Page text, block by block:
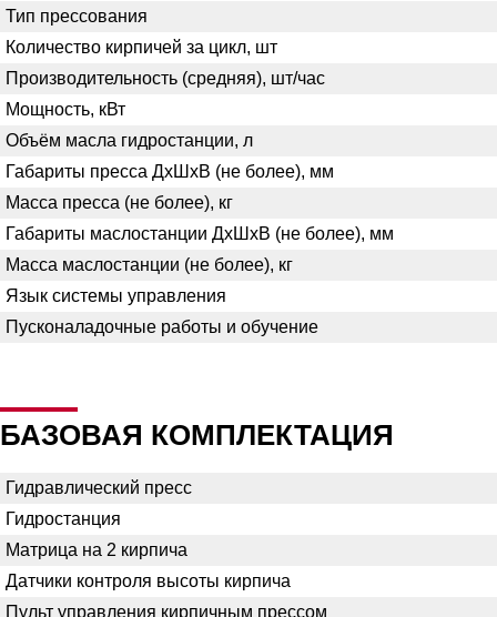
Тип прессования
Количество кирпичей за цикл, шт
Производительность (средняя), шт/час
Мощность, кВт
Объём масла гидростанции, л
Габариты пресса ДхШхВ (не более), мм
Масса пресса (не более), кг
Габариты маслостанции ДхШхВ (не более), мм
Масса маслостанции (не более), кг
Язык системы управления
Пусконаладочные работы и обучение
БАЗОВАЯ КОМПЛЕКТАЦИЯ
Гидравлический пресс
Гидростанция
Матрица на 2 кирпича
Датчики контроля высоты кирпича
Пульт управления кирпичным прессом